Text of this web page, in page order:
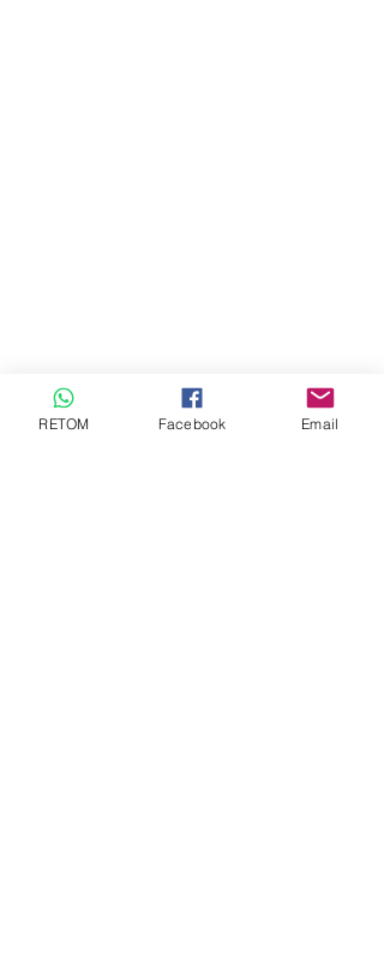
RETOM Facebook Email